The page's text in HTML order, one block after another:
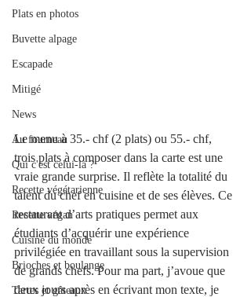
Plats en photos
Buvette alpage
Escapade
Mitigé
News
Au fourneau
Qui c'est celui-là ?
Recette végétarienne
Recette végan
Cuisine du monde
Brioches et boulange
Tartes et gâteaux
Le menu à 35.- chf (2 plats) ou 55.- chf,
trois plats à composer dans la carte est une
vraie grande surprise. Il reflète la totalité du
talent du chef en cuisine et de ses élèves. Ce
restaurant d’arts pratiques permet aux
étudiants d’acquérir une expérience
privilégiée en travaillant sous la supervision
de grands chefs. Pour ma part, j’avoue que
deux jours après en écrivant mon texte, je